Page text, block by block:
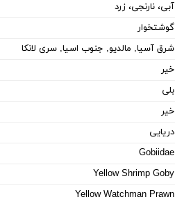
آبی، نارنجی، زرد
گوشتخوار
شرق آسیا, مالدیو, جنوب اسیا, سری لانکا
خیر
بلی
خیر
دریایی
Gobiidae
Yellow Shrimp Goby